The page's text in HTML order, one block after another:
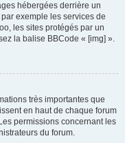
hébergées derrière un
exemple les services de
les sites protégés par un
la balise BBCode « [img] ».
très importantes que
en haut de chaque forum
permissions concernant les
du forum.